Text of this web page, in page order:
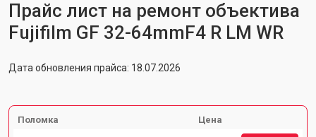
Прайс лист на ремонт объектива
Fujifilm GF 32-64mmF4 R LM WR
Дата обновления прайса: 18.07.2026
Поломка Цена